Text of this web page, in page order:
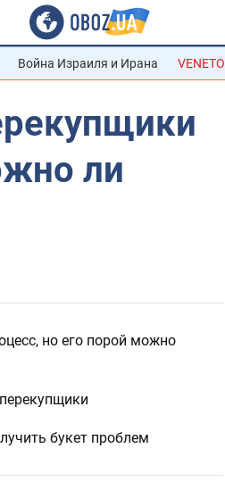
Война Израиля и Ирана VENETO
ли
но его порой можно
букет проблем